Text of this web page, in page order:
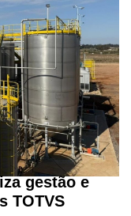
gestão e
TOTVS